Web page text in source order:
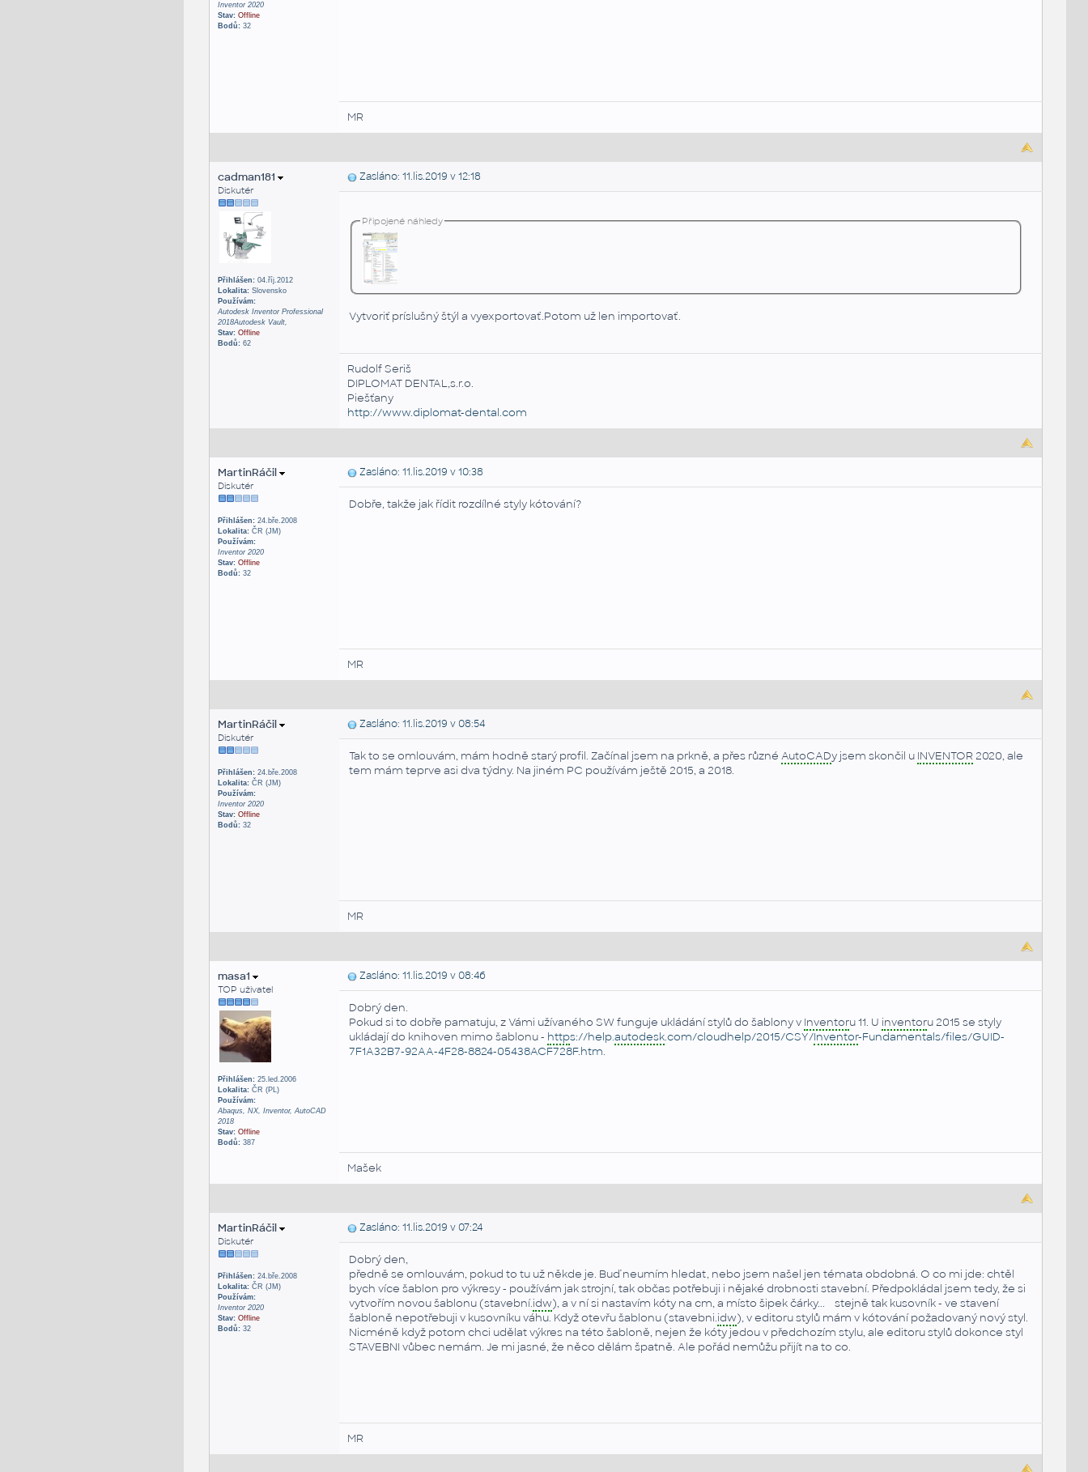
Inventor 2020
Stav: Offline
Bodů:32
MR
cadman181
Diskutér
Přihlášen:04.říj.2012
Lokalita:Slovensko
Používám:
Autodesk Inventor Professional
2018Autodesk Vault,
Stav: Offline
Bodů:62
Zasláno: 11.lis.2019 v 12:18
Připojené náhledy
Vytvoriť príslušný štýl a vyexportovať.Potom už len importovať.
Rudolf Seriš
DIPLOMAT DENTAL,s.r.o.
Piešťany
http://www.diplomat-dental.com
MartinRáčil
Diskutér
Přihlášen:24.bře.2008
Lokalita:ČR (JM)
Používám:
Inventor 2020
Stav: Offline
Bodů:32
Zasláno: 11.lis.2019 v 10:38
Dobře, takže jak řídit rozdílné styly kótování?
MR
MartinRáčil
Diskutér
Přihlášen:24.bře.2008
Lokalita:ČR (JM)
Používám:
Inventor 2020
Stav: Offline
Bodů:32
Zasláno: 11.lis.2019 v 08:54
Tak to se omlouvám, mám hodně starý profil. Začínal jsem na prkně, a přes různé AutoCADy jsem skončil u INVENTOR 2020, ale
tem mám teprve asi dva týdny. Na jiném PC používám ještě 2015, a 2018.
MR
masa1
TOP uživatel
Přihlášen:25.led.2006
Lokalita:ČR (PL)
Používám:
Abaqus, NX, Inventor, AutoCAD
2018
Stav: Offline
Bodů:387
Zasláno: 11.lis.2019 v 08:46
Dobrý den.
Pokud si to dobře pamatuju, z Vámi užívaného SW funguje ukládání stylů do šablony v Inventoru 11. U inventoru 2015 se styly
ukládají do knihoven mimo šablonu - https://help.autodesk.com/cloudhelp/2015/CSY/Inventor-Fundamentals/files/GUID-
7F1A32B7-92AA-4F28-8824-05438ACF728F.htm.
Mašek
MartinRáčil
Diskutér
Přihlášen:24.bře.2008
Lokalita:ČR (JM)
Používám:
Inventor 2020
Stav: Offline
Bodů:32
Zasláno: 11.lis.2019 v 07:24
Dobrý den,
předně se omlouvám, pokud to tu už někde je. Buď neumím hledat, nebo jsem našel jen témata obdobná. O co mi jde: chtěl
bych více šablon pro výkresy - používám jak strojní, tak občas potřebuji i nějaké drobnosti stavební. Předpokládal jsem tedy, že si
vytvořím novou šablonu (stavební.idw), a v ní si nastavím kóty na cm, a místo šipek čárky... stejně tak kusovník - ve stavení
šabloně nepotřebuji v kusovníku váhu. Když otevřu šablonu (stavebni.idw), v editoru stylů mám v kótování požadovaný nový styl.
Nicméně když potom chci udělat výkres na této šabloně, nejen že kóty jedou v předchozím stylu, ale editoru stylů dokonce styl
STAVEBNI vůbec nemám. Je mi jasné, že něco dělám špatně. Ale pořád nemůžu přijít na to co.
MR